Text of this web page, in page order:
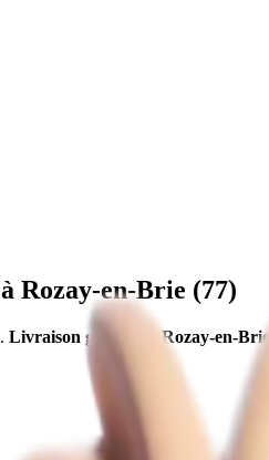
Rozay-en-Brie (77)
. Livraison gratuite àRozay-en-Brie